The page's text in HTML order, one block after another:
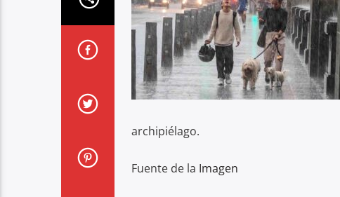
archipiélago.
Fuente de la Imagen